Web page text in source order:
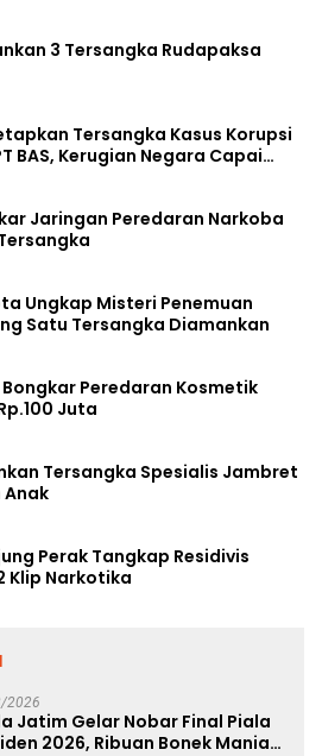
3 Tersangka Rudapaksa
Tersangka Kasus Korupsi
BAS, Kerugian Negara Capai
Jaringan Peredaran Narkoba
Ungkap Misteri Penemuan
Satu Tersangka Diamankan
Peredaran Kosmetik
Juta
Tersangka Spesialis Jambret
Anak
Perak Tangkap Residivis
Klip Narkotika
2026
Jatim Gelar Nobar Final Piala
2026, Ribuan Bonek Mania